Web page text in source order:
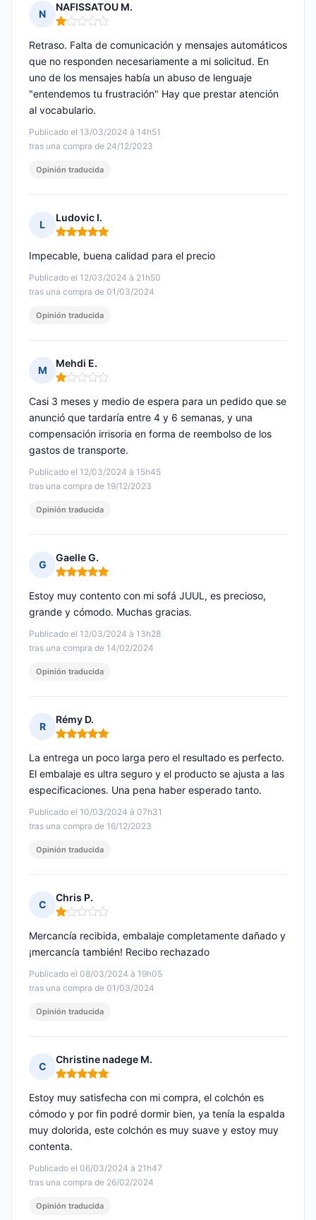
N
NAFISSATOU M.
Nota: 1 de 5
Publicado el 13/03/2024 à 14h51
tras una compra de 24/12/2023
Retraso. Falta de comunicación y mensajes automáticos
que no responden necesariamente a mi solicitud. En
uno de los mensajes había un abuso de lenguaje
"entendemos tu frustración" Hay que prestar atención
al vocabulario.
Opinión traducida
L
Ludovic I.
Nota: 5 de 5
Publicado el 12/03/2024 à 21h50
tras una compra de 01/03/2024
Impecable, buena calidad para el precio
Opinión traducida
M
Mehdi E.
Nota: 1 de 5
Publicado el 12/03/2024 à 15h45
tras una compra de 19/12/2023
Casi 3 meses y medio de espera para un pedido que se
anunció que tardaría entre 4 y 6 semanas, y una
compensación irrisoria en forma de reembolso de los
gastos de transporte.
Opinión traducida
G
Gaelle G.
Nota: 5 de 5
Publicado el 12/03/2024 à 13h28
tras una compra de 14/02/2024
Estoy muy contento con mi sofá JUUL, es precioso,
grande y cómodo. Muchas gracias.
Opinión traducida
R
Rémy D.
Nota: 5 de 5
Publicado el 10/03/2024 à 07h31
tras una compra de 16/12/2023
La entrega un poco larga pero el resultado es perfecto.
El embalaje es ultra seguro y el producto se ajusta a las
especificaciones. Una pena haber esperado tanto.
Opinión traducida
C
Chris P.
Nota: 1 de 5
Publicado el 08/03/2024 à 19h05
tras una compra de 01/03/2024
Mercancía recibida, embalaje completamente dañado y
¡mercancía también! Recibo rechazado
Opinión traducida
C
Christine nadege M.
Nota: 5 de 5
Publicado el 06/03/2024 à 21h47
tras una compra de 26/02/2024
Estoy muy satisfecha con mi compra, el colchón es
cómodo y por fin podré dormir bien, ya tenía la espalda
muy dolorida, este colchón es muy suave y estoy muy
contenta.
Opinión traducida